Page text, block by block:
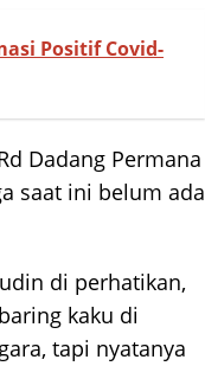
Positif Covid-
Dadang Permana
saat ini belum ada
di perhatikan,
kaku di
tapi nyatanya